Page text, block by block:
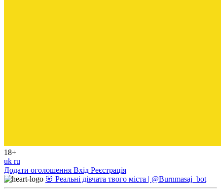
18+
uk ru
Додати оголошення Вхід Реєстрація
🌸 Реальні дівчата твого міста | @Burnmasaj_bot